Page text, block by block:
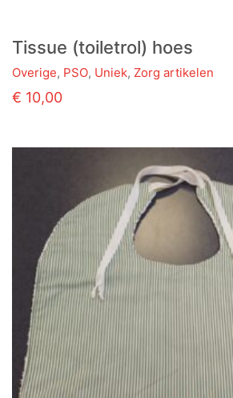
Tissue (toiletrol) hoes
Overige, PSO, Uniek, Zorg artikelen
product
variaties.
worden
productpagina
€ 10,00